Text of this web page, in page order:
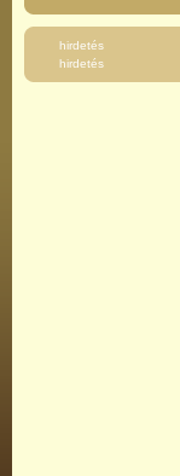
hirdetés
hirdetés